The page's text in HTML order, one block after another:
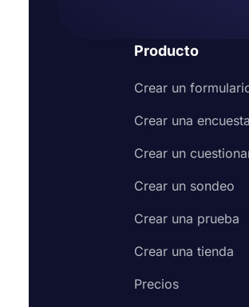
Producto
Crear un
Crear una encuesta
Crear un
Crear un sondeo
Crear una prueba
Crear una tienda
Precios